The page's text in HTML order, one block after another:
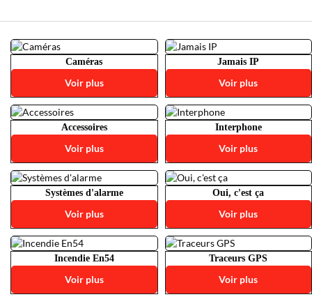
Caméras
Voir plus
Jamais IP
Voir plus
Accessoires
Voir plus
Interphone
Voir plus
Systèmes d'alarme
Voir plus
Oui, c'est ça
Voir plus
Incendie En54
Voir plus
Traceurs GPS
Voir plus